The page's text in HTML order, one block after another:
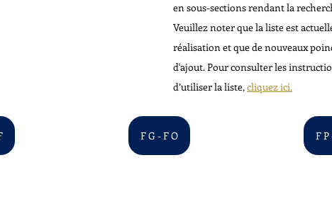
en sous-sections rendant la
Veuillez noter que la liste est
réalisation et que de nouveaux
d'ajout. Pour consulter les
d’utiliser la liste, cliquez ici.
F G - F O F P